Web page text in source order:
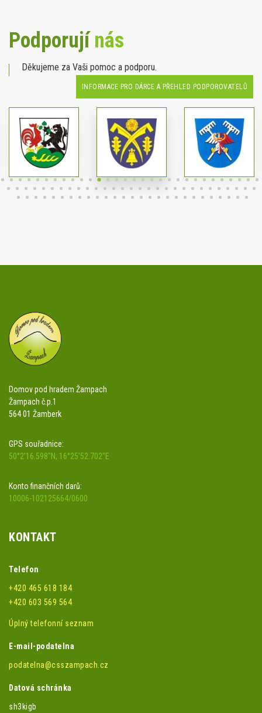
Podporujínás
Děkujeme za Vaši pomoc a podporu.
INFORMACE PRO DÁRCE A PŘEHLED PODPOROVATELŮ
Domov pod hradem Žampach
Žampach č.p.1
564 01 Žamberk
GPS souřadnice:
50°2'16.598"N, 16°25'52.702"E
Konto finančních darů:
10006-102125664/0600
KONTAKT
Telefon
+420 465 618 184
+420 603 569 564
Úplný telefonní seznam
E-mail-podatelna
podatelna@csszampach.cz
Datová schránka
sh3kigb